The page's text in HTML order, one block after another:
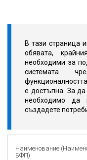
В тази страница
обявата,
необходими за
системата
е достъпна. За
необходимо да
създадете
Наименование
БФП)